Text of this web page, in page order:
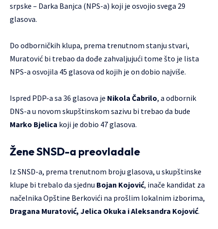
srpske – Darka Banjca (NPS-a) koji je osvojio svega 29
glasova.
Do odborničkih klupa, prema trenutnom stanju stvari,
Muratović bi trebao da dođe zahvaljujući tome što je lista
NPS-a osvojila 45 glasova od kojih je on dobio najviše.
Ispred PDP-a sa 36 glasova je Nikola Čabrilo, a odbornik
DNS-a u novom skupštinskom sazivu bi trebao da bude
Marko Bjelica koji je dobio 47 glasova.
Žene SNSD-a preovladale
Iz SNSD-a, prema trenutnom broju glasova, u skupštinske
klupe bi trebalo da sjednu Bojan Kojović, inače kandidat za
načelnika Opštine Berkovići na prošlim lokalnim izborima,
Dragana Muratović, Jelica Okuka i Aleksandra Kojović.